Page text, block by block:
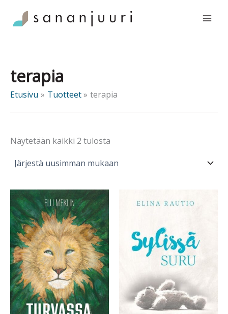
sisältöön
terapia
Etusivu Tuotteet terapia
Näytetään kaikki 2 tulosta